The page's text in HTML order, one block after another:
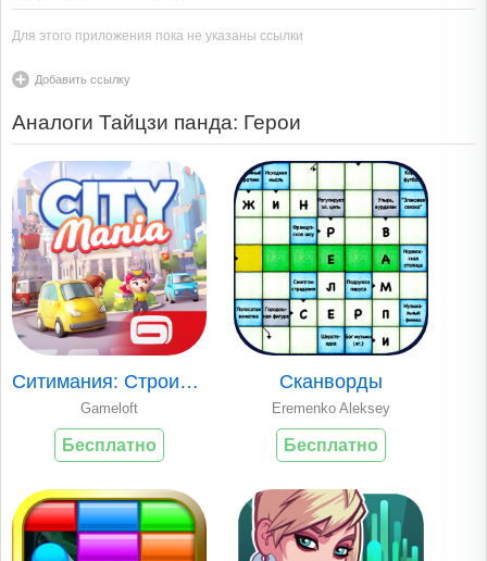
Для этого приложения пока не указаны ссылки
Добавить ссылку
Аналоги Тайцзи панда: Герои
Ситимания: Строим Город
Gameloft
Бесплатно
Cканворды
Eremenko Aleksey
Бесплатно